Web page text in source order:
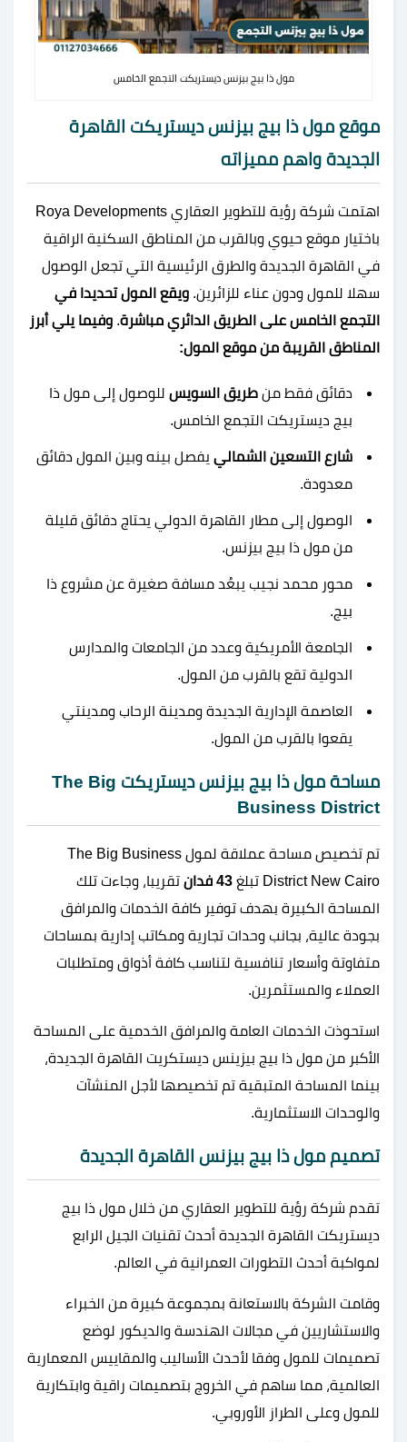
مول ذا بيج بيزنس ديستريكت التجمع الخامس
موقع مول ذا بيج بيزنس ديستريكت القاهرة
الجديدة واهم مميزاته
اهتمت شركة رؤية للتطوير العقاري Roya Developments
باختيار موقع حيوي وبالقرب من المناطق السكنية الراقية
في القاهرة الجديدة والطرق الرئيسية التي تجعل الوصول
سهلا للمول ودون عناء للزائرين. ويقع المول تحديدا في
التجمع الخامس على الطريق الدائري مباشرة. وفيما يلي أبرز
المناطق القريبة من موقع المول:
دقائق فقط من طريق السويس للوصول إلى مول ذا
بيج ديستريكت التجمع الخامس.
شارع التسعين الشمالي يفصل بينه وبين المول دقائق
معدودة.
الوصول إلى مطار القاهرة الدولي يحتاج دقائق قليلة
من مول ذا بيج بيزنس.
محور محمد نجيب يبعُد مسافة صغيرة عن مشروع ذا
بيج.
الجامعة الأمريكية وعدد من الجامعات والمدارس
الدولية تقع بالقرب من المول.
العاصمة الإدارية الجديدة ومدينة الرحاب ومدينتي
يقعوا بالقرب من المول.
مساحة مول ذا بيج بيزنس ديستريكت The Big
Business District
تم تخصيص مساحة عملاقة لمول The Big Business
District New Cairo تبلغ
43 فدان
تقريبا، وجاءت تلك
المساحة الكبيرة بهدف توفير كافة الخدمات والمرافق
بجودة عالية، بجانب وحدات تجارية ومكاتب إدارية بمساحات
متفاوتة وأسعار تنافسية لتناسب كافة أذواق ومتطلبات
العملاء والمستثمرين.
استحوذت الخدمات العامة والمرافق الخدمية على المساحة
الأكبر من مول ذا بيج بيزينس ديستكريت القاهرة الجديدة،
بينما المساحة المتبقية تم تخصيصها لأجل المنشآت
والوحدات الاستثمارية.
تصميم مول ذا بيج بيزنس القاهرة الجديدة
تقدم شركة رؤية للتطوير العقاري من خلال مول ذا بيج
ديستريكت القاهرة الجديدة أحدث تقنيات الجيل الرابع
لمواكبة أحدث التطورات العمرانية في العالم.
وقامت الشركة بالاستعانة بمجموعة كبيرة من الخبراء
والاستشاريين في مجالات الهندسة والديكور لوضع
تصميمات للمول وفقا لأحدث الأساليب والمقاييس المعمارية
العالمية، مما ساهم في الخروج بتصميمات راقية وابتكارية
للمول وعلى الطراز الأوروبي.